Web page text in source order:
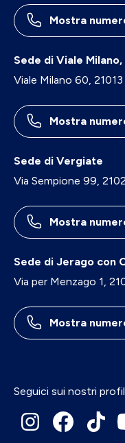
Mostra
Sede di Viale
Viale Milano 60, 21013
Mostra
Sede di Vergiate
Via Sempione 99,
Mostra
Sede di Jerago con
Via per Menzago 1,
Mostra
Seguici sui nostri